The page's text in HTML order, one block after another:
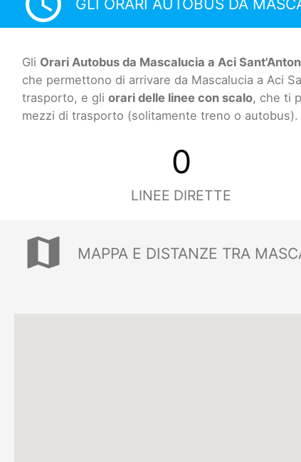
GLI ORARI AUTOBUS DA
Gli Orari Autobus da Mascalucia a Aci
che permettono di arrivare da Mascalucia a Aci
trasporto, e gli orari delle linee con scalo, che ti
mezzi di trasporto (solitamente treno o autobus).
0
LINEE DIRETTE
map MAPPA E DISTANZE TRA